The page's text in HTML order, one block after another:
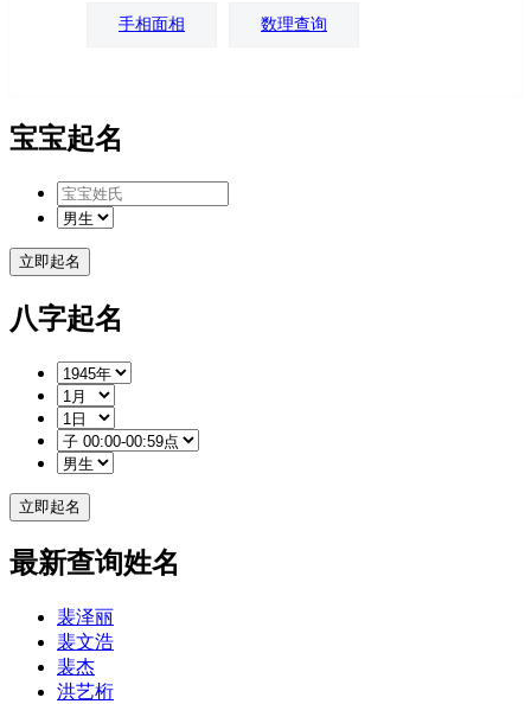
手相面相 数理查询
宝宝起名
八字起名
最新查询姓名
裴泽丽
裴文浩
裴杰
洪艺桁